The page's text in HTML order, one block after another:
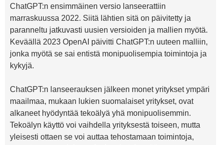
ChatGPT:n ensimmäinen versio lanseerattiin
marraskuussa 2022. Siitä lähtien sitä on päivitetty ja
paranneltu jatkuvasti uusien versioiden ja mallien myötä.
Keväällä 2023 OpenAI päivitti ChatGPT:n uuteen malliin,
jonka myötä se sai entistä monipuolisempia toimintoja ja
kykyjä.
ChatGPT:n lanseerauksen jälkeen monet yritykset ympäri
maailmaa, mukaan lukien suomalaiset yritykset, ovat
alkaneet hyödyntää tekoälyä yhä monipuolisemmin.
Tekoälyn käyttö voi vaihdella yrityksestä toiseen, mutta
yleisesti ottaen se voi auttaa tehostamaan toimintoja,